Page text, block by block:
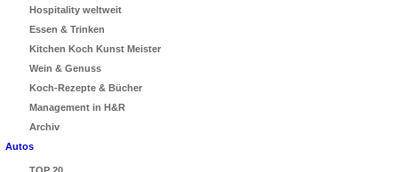
Hospitality weltweit
Essen & Trinken
Kitchen Koch Kunst Meister
Wein & Genuss
Koch-Rezepte & Bücher
Management in H&R
Archiv
Autos